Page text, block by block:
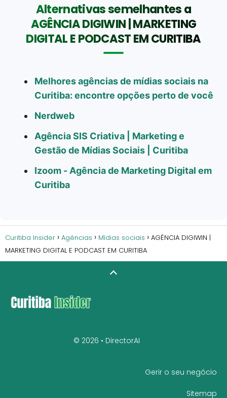
Alternativas semelhantes a
AGÊNCIA DIGIWIN | MARKETING
DIGITAL E PODCAST EM CURITIBA
Melhores agências de mídias sociais na
Curitiba: encontre opções perto de você
Nerdweb
Agência SIS Criativa | Marketing e
Gestão de Mídias Sociais | Curitiba
Izoom - Agência de Marketing Digital em
Curitiba
Curitiba Insider Agências Mídias sociais
AGÊNCIA DIGIWIN |
MARKETING DIGITAL E PODCAST EM CURITIBA
© 2026 • DirectorAI
Gerir o seu negócio
Sitemap